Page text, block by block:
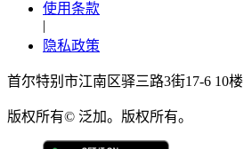
使用条款
|
隐私政策
首尔特别市江南区驿三路3街17-6 10楼
版权所有© 泛加。版权所有。